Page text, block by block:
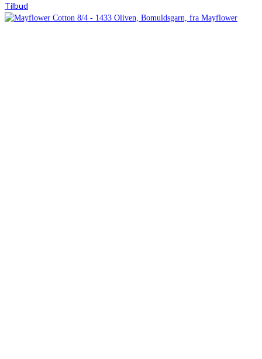
pris
pris
Tilbud